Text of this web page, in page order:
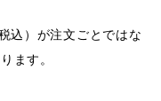
込）が注文ごとではな
ます。